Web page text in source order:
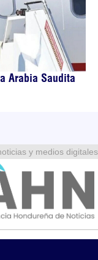
Arabia Saudita
y medios digitales